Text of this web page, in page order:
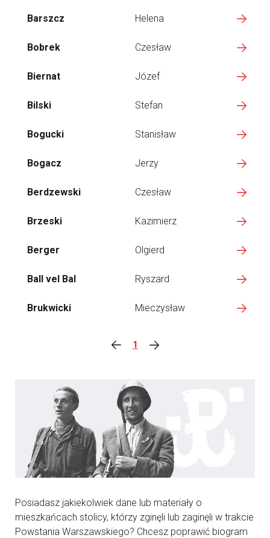
Barszcz Helena
Bobrek Czesław
Biernat Józef
Bilski Stefan
Bogucki Stanisław
Bogacz Jerzy
Berdzewski Czesław
Brzeski Kazimierz
Berger Olgierd
Ball vel Bal Ryszard
Brukwicki Mieczysław
1
Posiadasz jakiekolwiek dane lub materiały o
mieszkańcach stolicy, którzy zginęli lub zaginęli w trakcie
Powstania Warszawskiego? Chcesz poprawić biogram